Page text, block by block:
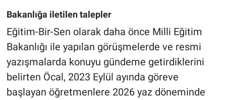
Bakanlığa iletilen talepler
Eğitim-Bir-Sen olarak daha önce Milli Eğitim
Bakanlığı ile yapılan görüşmelerde ve resmi
yazışmalarda konuyu gündeme getirdiklerini
belirten Öcal, 2023 Eylül ayında göreve
başlayan öğretmenlere 2026 yaz döneminde